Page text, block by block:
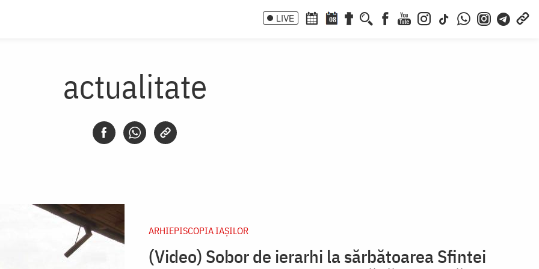
LIVE 08
actualitate
ARHIEPISCOPIA IAŞILOR
(Video) Sobor de ierarhi la sărbătoarea Sfintei